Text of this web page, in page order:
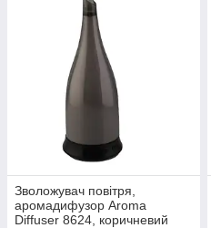
Зволожувач повітря,
аромадифузор Aroma
Diffuser 8624, коричневий